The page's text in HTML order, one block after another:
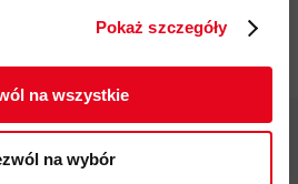
Pokaż szczegóły
na wszystkie
na wybór